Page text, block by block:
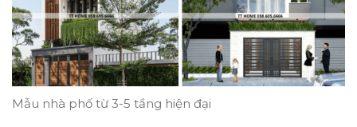
Mẫu nhà phố từ 3-5 tầng hiện đại